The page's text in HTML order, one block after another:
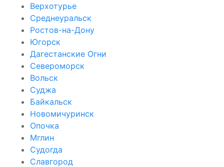
Верхотурье
Среднеуральск
Ростов-на-Дону
Югорск
Дагестанские Огни
Североморск
Вольск
Суджа
Байкальск
Новомичуринск
Опочка
Мглин
Судогда
Славгород